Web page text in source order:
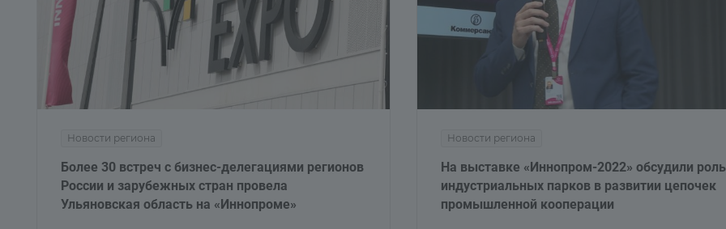
Новости региона
Более 30 встреч с бизнес-делегациями регионов
России и зарубежных стран провела
Ульяновская область на «Иннопроме»
Новости региона
На выставке «Иннопром-2022» обсудили роль
индустриальных парков в развитии цепочек
промышленной кооперации